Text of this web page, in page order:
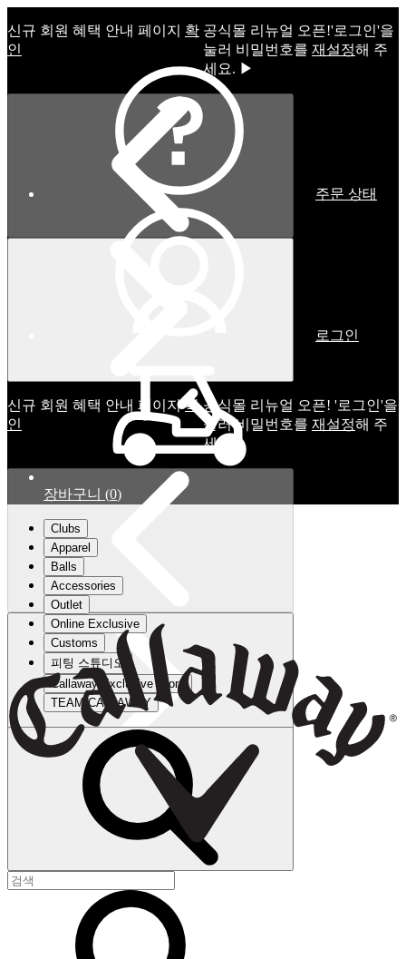
신규 회원 혜택 안내 페이지 확
인
공식몰 리뉴얼 오픈!ㅤ'로그인'을
눌러 비밀번호를 재설정해 주
세요. ▶
신규 회원 혜택 안내 페이지확
인
공식몰 리뉴얼 오픈! '로그인'을
눌러 비밀번호를 재설정해 주
세요.
주문 상태
로그인
장바구니 (0)
Clubs
Apparel
Balls
Accessories
Outlet
Online Exclusive
Customs
피팅 스튜디오
Callaway Exclusive Store
TEAM CALLAWAY